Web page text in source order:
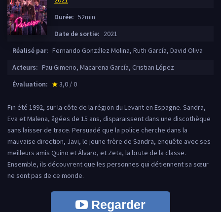
Durée: 52min
Date de sortie: 2021
Réalisé par: Fernando González Molina, Ruth García, David Oliva
Acteurs: Pau Gimeno, Macarena García, Cristian López
Évaluation:
star_rate
3,0 / 0
Fin été 1992, sur la côte de la région du Levant en Espagne. Sandra,
Eva et Malena, âgées de 15 ans, disparaissent dans une discothèque
sans laisser de trace. Persuadé que la police cherche dans la
mauvaise direction, Javi, le jeune frère de Sandra, enquête avec ses
meilleurs amis Quino et Álvaro, et Zeta, la brute de la classe.
Ensemble, ils découvrent que les personnes qui détiennent sa sœur
ne sont pas de ce monde.
Regarder